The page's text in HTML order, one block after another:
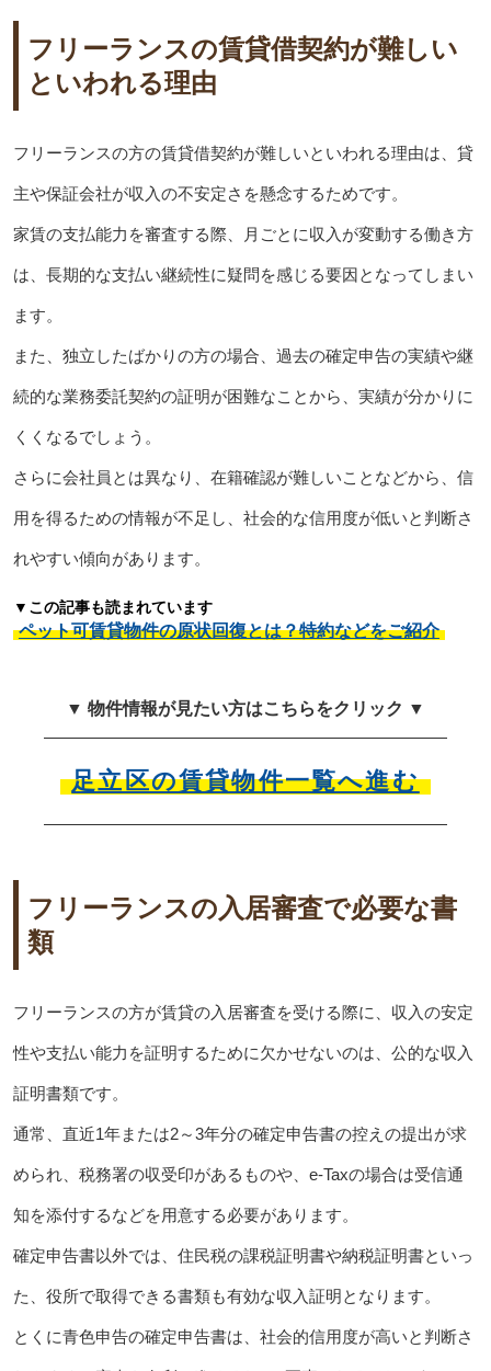
フリーランスの賃貸借契約が難しい
といわれる理由
フリーランスの方の賃貸借契約が難しいといわれる理由は、貸
主や保証会社が収入の不安定さを懸念するためです。
家賃の支払能力を審査する際、月ごとに収入が変動する働き方
は、長期的な支払い継続性に疑問を感じる要因となってしまい
ます。
また、独立したばかりの方の場合、過去の確定申告の実績や継
続的な業務委託契約の証明が困難なことから、実績が分かりに
くくなるでしょう。
さらに会社員とは異なり、在籍確認が難しいことなどから、信
用を得るための情報が不足し、社会的な信用度が低いと判断さ
れやすい傾向があります。
▼この記事も読まれています
ペット可賃貸物件の原状回復とは？特約などをご紹介
▼ 物件情報が見たい方はこちらをクリック ▼
足立区の賃貸物件一覧へ進む
フリーランスの入居審査で必要な書
類
フリーランスの方が賃貸の入居審査を受ける際に、収入の安定
性や支払い能力を証明するために欠かせないのは、公的な収入
証明書類です。
通常、直近1年または2～3年分の確定申告書の控えの提出が求
められ、税務署の収受印があるものや、e-Taxの場合は受信通
知を添付するなどを用意する必要があります。
確定申告書以外では、住民税の課税証明書や納税証明書といっ
た、役所で取得できる書類も有効な収入証明となります。
とくに青色申告の確定申告書は、社会的信用度が高いと判断さ